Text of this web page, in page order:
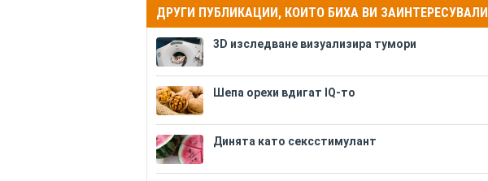
ДРУГИ ПУБЛИКАЦИИ, КОИТО БИХА ВИ ЗАИНТЕРЕСУВАЛИ
3D изследване визуализира тумори
Шепа орехи вдигат IQ-то
Динята като сексстимулант